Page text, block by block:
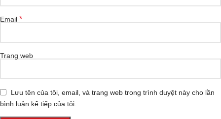
Email *
Trang web
Lưu tên của tôi, email, và trang web trong trình duyệt này cho lần
bình luận kế tiếp của tôi.